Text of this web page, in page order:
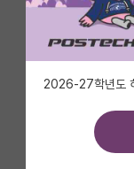
IF 명예의전당
자유 게시판(아
미국 유학 게시
미국 대학원 합
2026-27학년도